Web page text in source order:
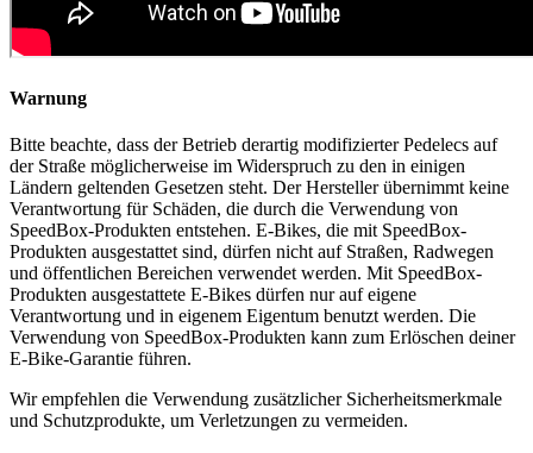
Warnung
Bitte beachte, dass der Betrieb derartig modifizierter Pedelecs auf
der Straße möglicherweise im Widerspruch zu den in einigen
Ländern geltenden Gesetzen steht. Der Hersteller übernimmt keine
Verantwortung für Schäden, die durch die Verwendung von
SpeedBox-Produkten entstehen. E-Bikes, die mit SpeedBox-
Produkten ausgestattet sind, dürfen nicht auf Straßen, Radwegen
und öffentlichen Bereichen verwendet werden. Mit SpeedBox-
Produkten ausgestattete E-Bikes dürfen nur auf eigene
Verantwortung und in eigenem Eigentum benutzt werden. Die
Verwendung von SpeedBox-Produkten kann zum Erlöschen deiner
E-Bike-Garantie führen.
Wir empfehlen die Verwendung zusätzlicher Sicherheitsmerkmale
und Schutzprodukte, um Verletzungen zu vermeiden.